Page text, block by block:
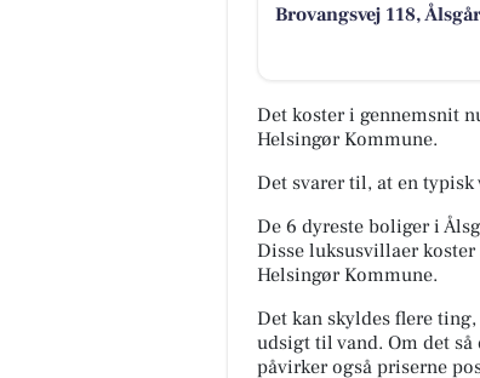
Brovangsvej 118,
Det koster i gennemsnit
Helsingør Kommune.
Det svarer til, at en
De 6 dyreste boliger i
Disse luksusvillaer
Helsingør Kommune.
Det kan skyldes flere
udsigt til vand. Om det
påvirker også priserne